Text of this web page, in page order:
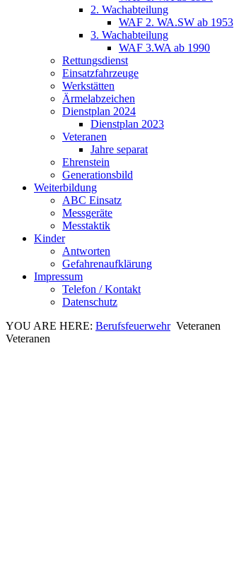
2. Wachabteilung
WAF 2. WA.SW ab 1953
3. Wachabteilung
WAF 3.WA ab 1990
Rettungsdienst
Einsatzfahrzeuge
Werkstätten
Ärmelabzeichen
Dienstplan 2024
Dienstplan 2023
Veteranen
Jahre separat
Ehrenstein
Generationsbild
Weiterbildung
ABC Einsatz
Messgeräte
Messtaktik
Kinder
Antworten
Gefahrenaufklärung
Impressum
Telefon / Kontakt
Datenschutz
YOU ARE HERE: Berufsfeuerwehr Veteranen
Veteranen